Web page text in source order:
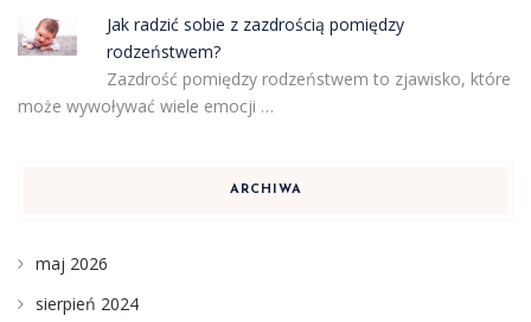
Jak radzić sobie z zazdrością pomiędzy
rodzeństwem?
Zazdrość pomiędzy rodzeństwem to zjawisko, które
może wywoływać wiele emocji …
ARCHIWA
maj 2026
sierpień 2024